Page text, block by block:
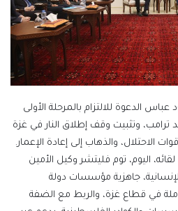
الدعوة للالتزام بالمرحلة الأولى
ترامب، وتثبيت وقف إطلاق النار في غزة
الاحتلال، والذهاب إلى إعادة الإعمار.
اليوم، توم فليتشر وكيل الأمين
جاهزية مؤسسات دولة
في قطاع غزة، والربط مع الضفة